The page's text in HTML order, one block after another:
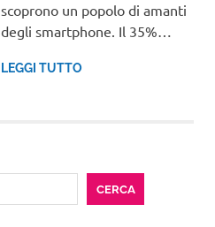
scoprono un popolo di amanti
degli smartphone. Il 35%…
LEGGI TUTTO
CERCA